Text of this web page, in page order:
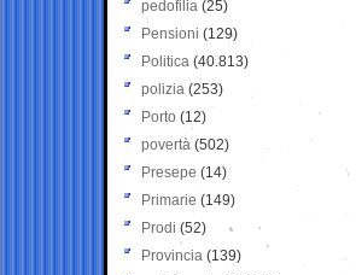
pedofilia (25)
Pensioni (129)
Politica (40.813)
polizia (253)
Porto (12)
povertà (502)
Presepe (14)
Primarie (149)
Prodi (52)
Provincia (139)